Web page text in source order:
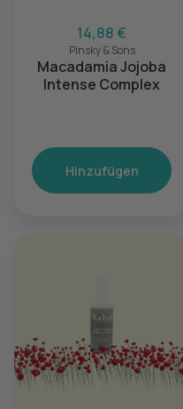
14,88 €
Pinsky & Sons
Macadamia Jojoba
Intense Complex
Hinzufügen